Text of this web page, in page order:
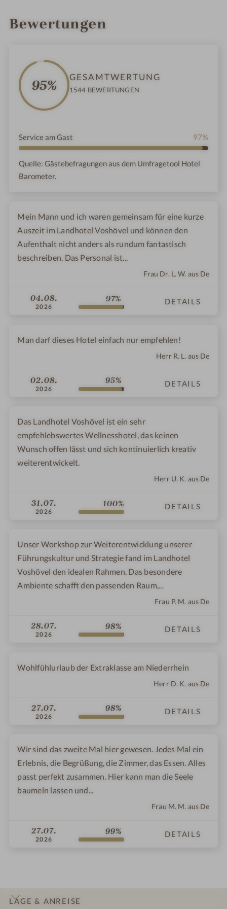
Bewertungen
95% GESAMTWERTUNG
1544 BEWERTUNGEN
Service am Gast 97%
Quelle: Gästebefragungen aus dem Umfragetool Hotel
Barometer.
Mein Mann und ich waren gemeinsam für eine kurze
Auszeit im Landhotel Voshövel und können den
Aufenthalt nicht anders als rundum fantastisch
beschreiben. Das Personal ist...
Frau Dr. L. W. aus De
04.08.
2026
97% DETAILS
Man darf dieses Hotel einfach nur empfehlen!
Herr R. L. aus De
02.08.
2026
95% DETAILS
Das Landhotel Voshövel ist ein sehr
empfehlebswertes Wellnesshotel, das keinen
Wunsch offen lässt und sich kontinuierlich kreativ
weiterentwickelt.
Herr U. K. aus De
31.07.
2026
100% DETAILS
Unser Workshop zur Weiterentwicklung unserer
Führungskultur und Strategie fand im Landhotel
Voshövel den idealen Rahmen. Das besondere
Ambiente schafft den passenden Raum,...
Frau P. M. aus De
28.07.
2026
98% DETAILS
Wohlfühlurlaub der Extraklasse am Niederrhein
Herr D. K. aus De
27.07.
2026
98% DETAILS
Wir sind das zweite Mal hier gewesen. Jedes Mal ein
Erlebnis, die Begrüßung, die Zimmer, das Essen. Alles
passt perfekt zusammen. Hier kann man die Seele
baumeln lassen und...
Frau M. M. aus De
27.07.
2026
99% DETAILS
LAGE & ANREISE